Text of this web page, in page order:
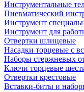
Инструментальные
Пневматический
Инструмент
Инструмент для
Отвертки шлицевые
Насадки торцевые с
Наборы стержневых
Ключи торцевые
Отвертки крестовые
Вставки-биты и